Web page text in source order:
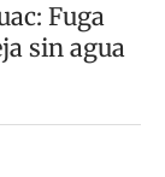
Fuga
sin agua